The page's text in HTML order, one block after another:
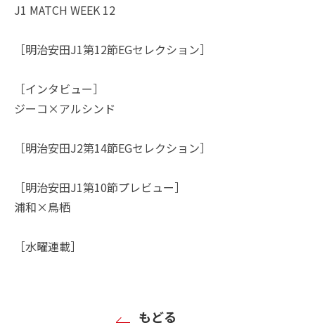
J1 MATCH WEEK 12
［明治安田J1第12節EGセレクション］
［インタビュー］
ジーコ×アルシンド
［明治安田J2第14節EGセレクション］
［明治安田J1第10節プレビュー］
浦和×鳥栖
［水曜連載］
もどる